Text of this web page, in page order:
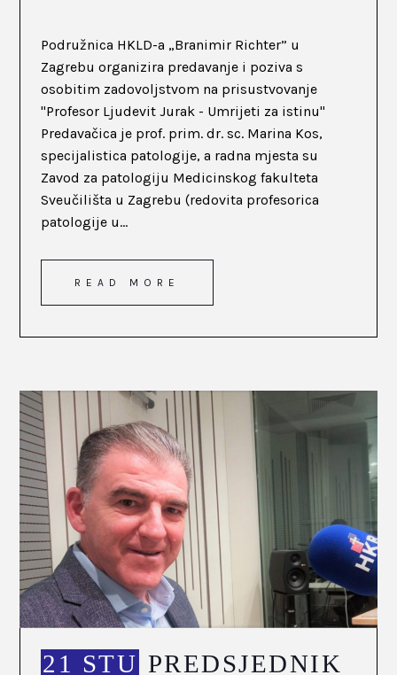
Podružnica HKLD-a „Branimir Richter” u
Zagrebu organizira predavanje i poziva s
osobitim zadovoljstvom na prisustvovanje
"Profesor Ljudevit Jurak - Umrijeti za istinu"
Predavačica je prof. prim. dr. sc. Marina Kos,
specijalistica patologije, a radna mjesta su
Zavod za patologiju Medicinskog fakulteta
Sveučilišta u Zagrebu (redovita profesorica
patologije u...
READ MORE
21 STU PREDSJEDNIK